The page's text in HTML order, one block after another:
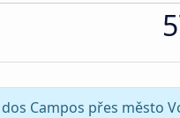
Campos přes město